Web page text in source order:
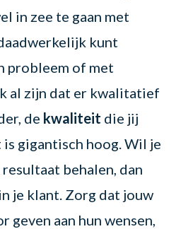
in zee te gaan met
kunt
probleem of met
al zijn dat er kwalitatief
de kwaliteit die jij
gigantisch hoog. Wil je
behalen, dan
je klant. Zorg dat jouw
geven aan hun wensen,